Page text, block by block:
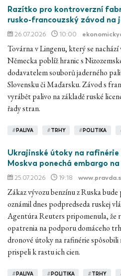
Razítko pro kontroverzní
rusko-francouzský závod na
26.07.2026 10:00
Továrna v Lingenu, který se
Německa poblíž hranic s
dodavatelem souborů jaderného
Slovensku či Maďarsku. Závod s
vyrábět palivo na základě ruské
řady stran.
# PALIVA #TRHY # POLITIKA
Ukrajinské útoky na
Moskva ponechá embargo
25.07.2026 19:18
Zákaz vývozu benzínu z Ruska
oznámil dnes podpredseda ruskej
Agentúra Reuters pripomenula, že
opatrenia na podporu domáceho
dronové útoky na rafinérie
prispeli k rastu ich cien.
# PALIVA # POLITIKA #TRHY